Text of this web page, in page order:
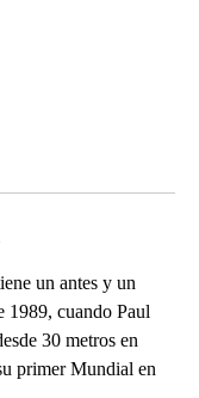
un antes y un
1989, cuando Paul
30 metros en
primer Mundial en